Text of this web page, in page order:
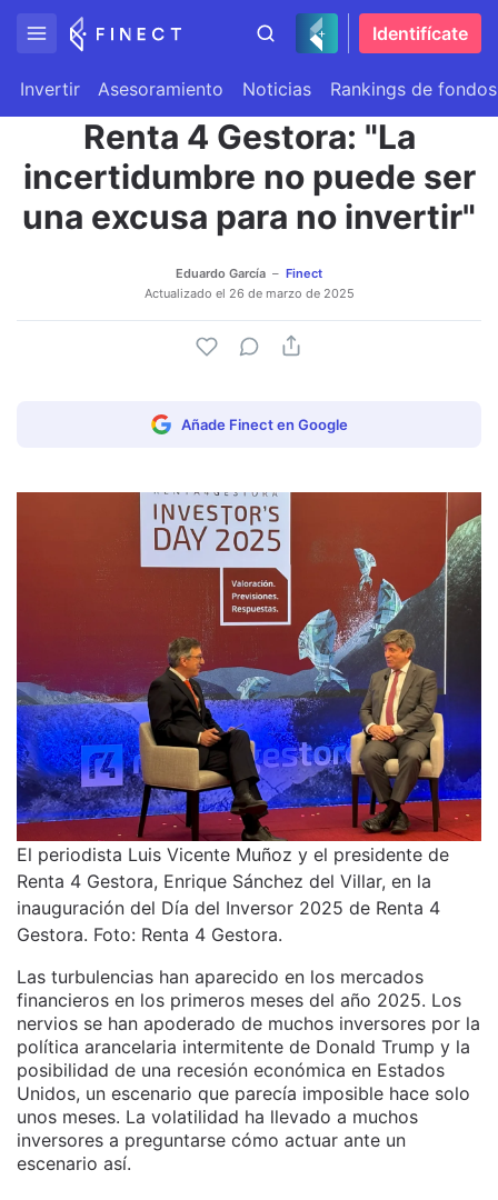
Identifícate
Invertir Asesoramiento Noticias Rankings de fondos
Renta 4 Gestora: "La
incertidumbre no puede ser
una excusa para no invertir"
Eduardo García
Finect
Actualizado el 26 de marzo de 2025
Añade Finect en Google
El periodista Luis Vicente Muñoz y el presidente de
Renta 4 Gestora, Enrique Sánchez del Villar, en la
inauguración del Día del Inversor 2025 de Renta 4
Gestora. Foto: Renta 4 Gestora.
Las turbulencias han aparecido en los mercados
financieros en los primeros meses del año 2025. Los
nervios se han apoderado de muchos inversores por la
política arancelaria intermitente de Donald Trump y la
posibilidad de una recesión económica en Estados
Unidos, un escenario que parecía imposible hace solo
unos meses. La volatilidad ha llevado a muchos
inversores a preguntarse cómo actuar ante un
escenario así.